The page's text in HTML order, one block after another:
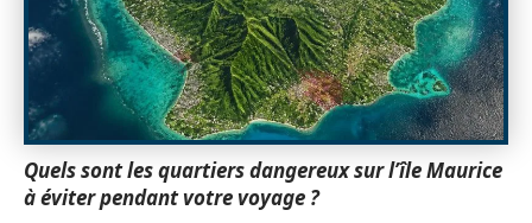
Quels sont les quartiers dangereux sur l’île Maurice
à éviter pendant votre voyage ?